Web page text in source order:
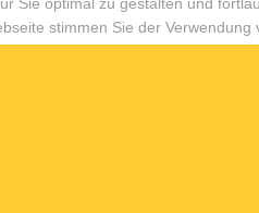
stimmen Sie der Verwendung